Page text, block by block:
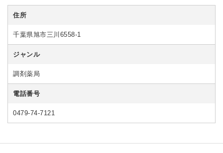
住所
千葉県旭市三川6558-1
ジャンル
調剤薬局
電話番号
0479-74-7121